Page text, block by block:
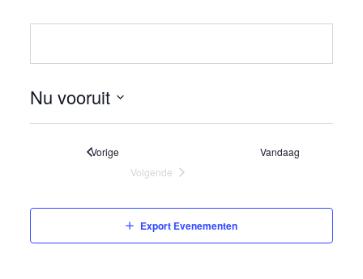
Nu vooruit
een
VorigeEvenementen
Vandaag
Volgende
Export Evenementen